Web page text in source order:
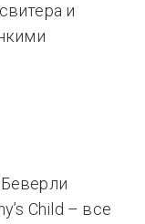
и
Child – все